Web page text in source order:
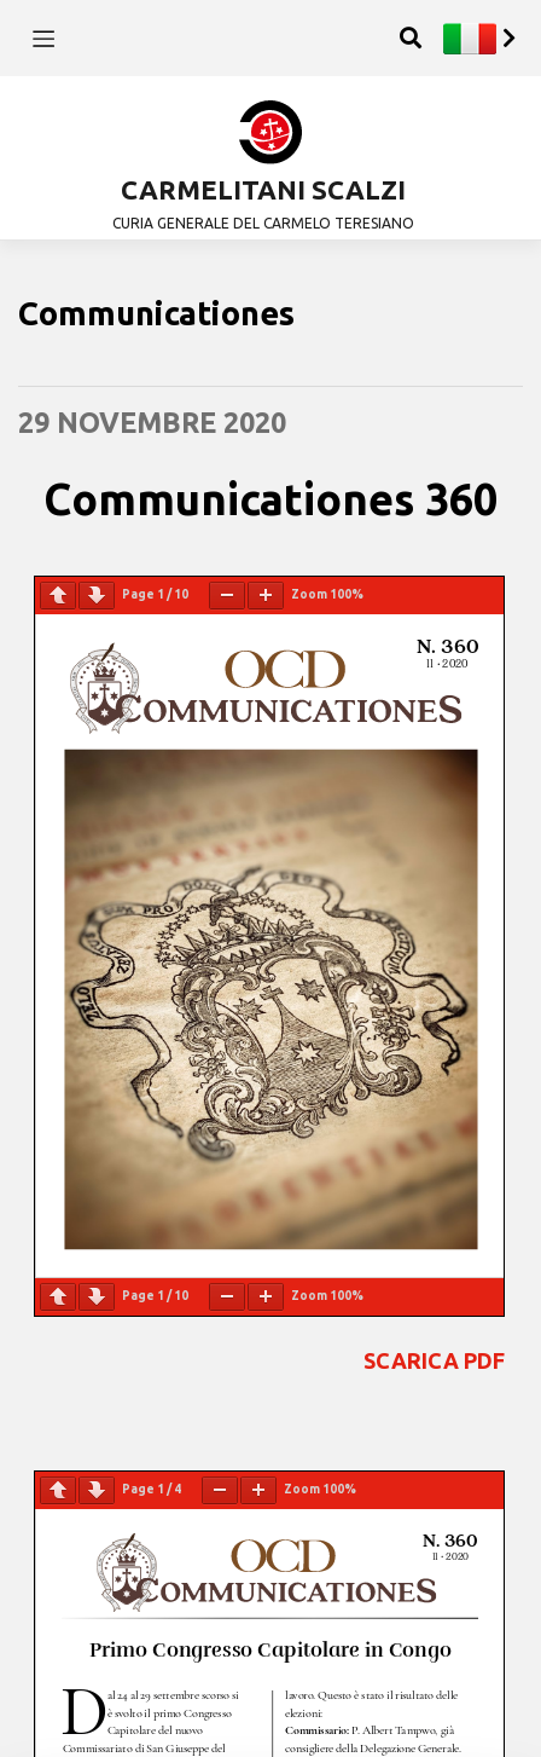
CARMELITANI SCALZI
CURIA GENERALE DEL CARMELO TERESIANO
Communicationes
29 NOVEMBRE 2020
Communicationes 360
Page 1 /10 Zoom 100%
Page 1 /10 Zoom 100%
SCARICA PDF
Page 1 /4 Zoom 100%